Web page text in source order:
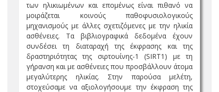
των ηλικιωμένων και επομένως είναι πιθανό να
μοιράζεται κοινούς παθοφυσιολογικούς
μηχανισμούς με άλλες σχετιζόμενες με την ηλικία
ασθένειες. Τα βιβλιογραφικά δεδομένα έχουν
συνδέσει τη διαταραχή της έκφρασης και της
δραστηριότητας της σιρτουίνης-1 (SIRT1) με τη
γήρανση και με ασθένειες που προσβάλλουν άτομα
μεγαλύτερης ηλικίας. Στην παρούσα μελέτη,
στοχεύσαμε να αξιολογήσουμε την έκφραση της